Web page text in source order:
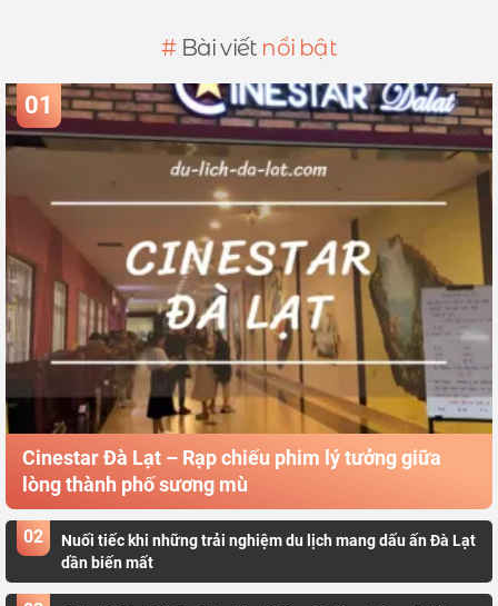
#Bài viết nổi bật
01
Cinestar Đà Lạt – Rạp chiếu phim lý tưởng giữa
lòng thành phố sương mù
02
Nuối tiếc khi những trải nghiệm du lịch mang dấu ấn Đà Lạt
dần biến mất